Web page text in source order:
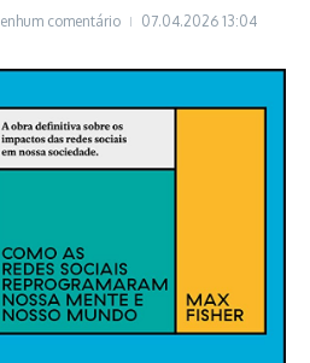
comentário 07.04.2026 13:04